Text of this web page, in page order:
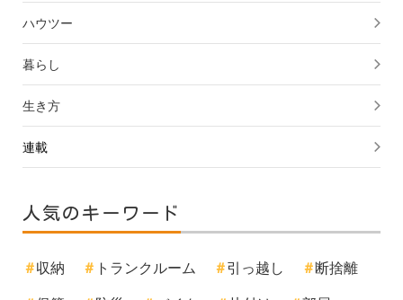
ハウツー
暮らし
生き方
連載
人気のキーワード
収納 トランクルーム 引っ越し
断捨離